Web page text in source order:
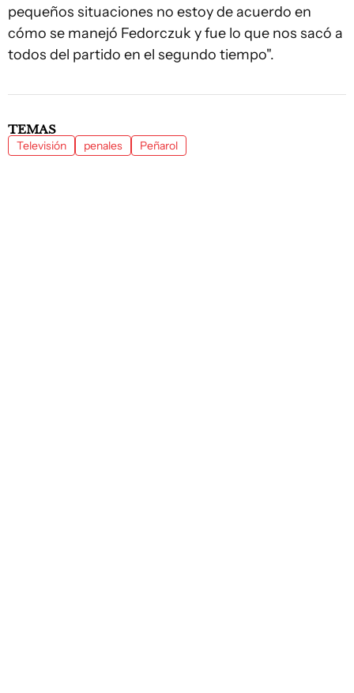
pequeños situaciones no estoy de acuerdo en
cómo se manejó Fedorczuk y fue lo que nos sacó a
todos del partido en el segundo tiempo".
TEMAS
Televisión penales Peñarol